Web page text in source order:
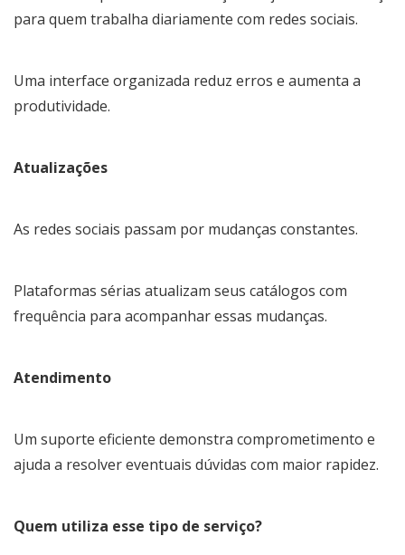
para quem trabalha diariamente com redes sociais.
Uma interface organizada reduz erros e aumenta a
produtividade.
Atualizações
As redes sociais passam por mudanças constantes.
Plataformas sérias atualizam seus catálogos com
frequência para acompanhar essas mudanças.
Atendimento
Um suporte eficiente demonstra comprometimento e
ajuda a resolver eventuais dúvidas com maior rapidez.
Quem utiliza esse tipo de serviço?